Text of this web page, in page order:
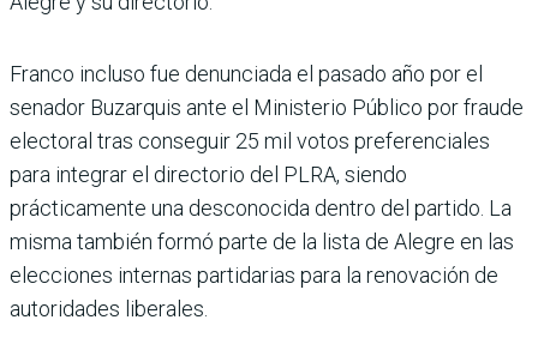
Franco incluso fue denunciada el pasado año por el
senador Buzarquis ante el Ministerio Público por fraude
electoral tras conseguir 25 mil votos preferenciales
para integrar el directorio del PLRA, siendo
prácticamente una desconocida dentro del partido. La
misma también formó parte de la lista de Alegre en las
elecciones internas partidarias para la renovación de
autoridades liberales.